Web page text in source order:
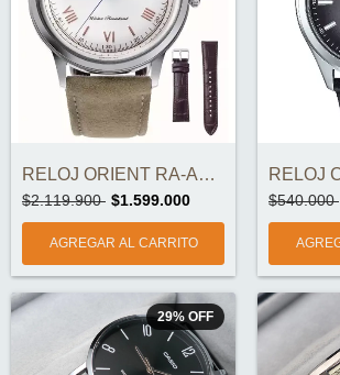
RELOJ ORIENT RA-AC0027S30B EDICION 75 AN...
$2.119.900 $1.599.000 $540.000
29% OFF